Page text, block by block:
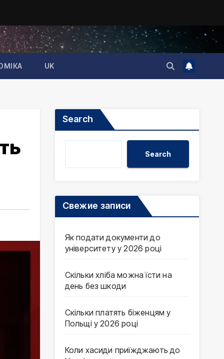
UK
Search
Search
Свежие записи
Як подати документи до
університету у 2026 році
Скільки хліба можна їсти на
день без шкоди
Скільки платять біженцям у
Польщі у 2026 році
Коли хасиди приїжджають до